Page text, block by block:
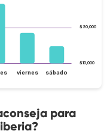
$10,000
$20,000
viernes sábado
para